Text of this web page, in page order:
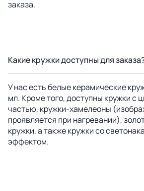
заказа.
Какие кружки доступны для
У нас есть белые керамические
мл. Кроме того, доступны кружки с
частью, кружки-хамелеоны
проявляется при нагревании),
кружки, а также кружки со
эффектом.